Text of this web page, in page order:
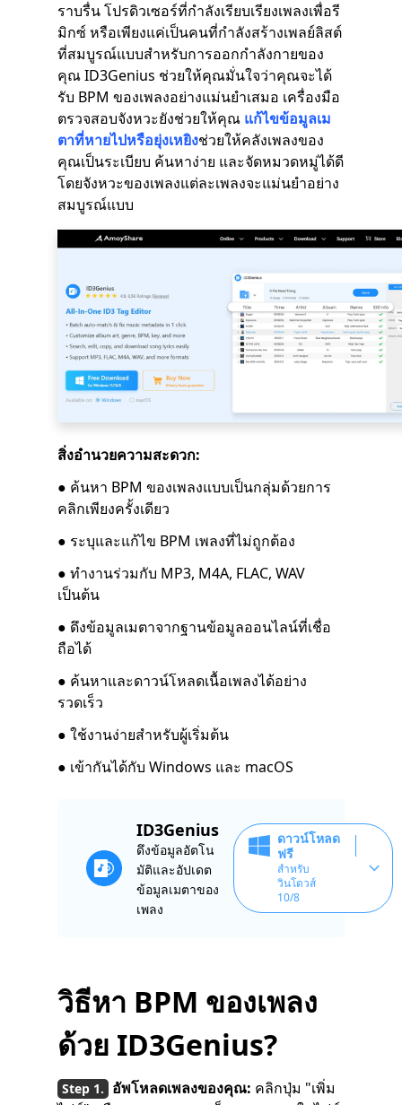
ราบรื่น โปรดิวเซอร์ที่กำลังเรียบเรียงเพลงเพื่อรี
มิกซ์ หรือเพียงแค่เป็นคนที่กำลังสร้างเพลย์ลิสต์
ที่สมบูรณ์แบบสำหรับการออกกำลังกายของ
คุณ ID3Genius ช่วยให้คุณมั่นใจว่าคุณจะได้
รับ BPM ของเพลงอย่างแม่นยำเสมอ เครื่องมือ
ตรวจสอบจังหวะยังช่วยให้คุณ แก้ไขข้อมูลเม
ตาที่หายไปหรือยุ่งเหยิงช่วยให้คลังเพลงของ
คุณเป็นระเบียบ ค้นหาง่าย และจัดหมวดหมู่ได้ดี
โดยจังหวะของเพลงแต่ละเพลงจะแม่นยำอย่าง
สมบูรณ์แบบ
สิ่งอำนวยความสะดวก:
● ค้นหา BPM ของเพลงแบบเป็นกลุ่มด้วยการ
คลิกเพียงครั้งเดียว
● ระบุและแก้ไข BPM เพลงที่ไม่ถูกต้อง
● ทำงานร่วมกับ MP3, M4A, FLAC, WAV
เป็นต้น
● ดึงข้อมูลเมตาจากฐานข้อมูลออนไลน์ที่เชื่อ
ถือได้
● ค้นหาและดาวน์โหลดเนื้อเพลงได้อย่าง
รวดเร็ว
● ใช้งานง่ายสำหรับผู้เริ่มต้น
● เข้ากันได้กับ Windows และ macOS
ID3Genius
ดึงข้อมูลอัตโน
มัติและอัปเดต
ข้อมูลเมตาของ
เพลง
ดาวน์โหลด
ฟรี
สำหรับ
วินโดวส์
10/8
วิธีหา BPM ของเพลง
ด้วย ID3Genius?
อัพโหลดเพลงของคุณ: คลิกปุ่ม "เพิ่ม